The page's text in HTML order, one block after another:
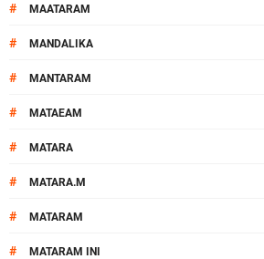
# MAATARAM
# MANDALIKA
# MANTARAM
# MATAEAM
# MATARA
# MATARA.M
# MATARAM
# MATARAM INI